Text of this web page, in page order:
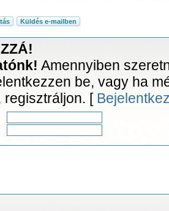
Küldés e-mailben
Amennyiben
be, vagy ha
regisztráljon. [